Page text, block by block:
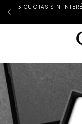
3 CUOTAS SIN